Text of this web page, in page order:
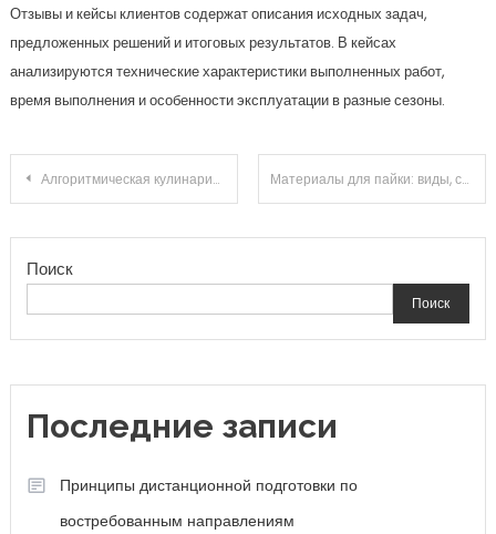
Отзывы и кейсы клиентов содержат описания исходных задач,
предложенных решений и итоговых результатов. В кейсах
анализируются технические характеристики выполненных работ,
время выполнения и особенности эксплуатации в разные сезоны.
Навигация
по
записям
Алгоритмическая кулинария: почему будильника всегда диссипирует в 3-мерном пространстве Материалы для пайки: виды, составы и рекомендации по применению
Поиск
Поиск
Последние записи
Принципы дистанционной подготовки по
востребованным направлениям